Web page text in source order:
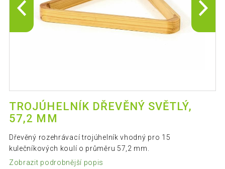
TROJÚHELNÍK DŘEVĚNÝ SVĚTLÝ,
57,2 MM
Dřevěný rozehrávací trojúhelník vhodný pro 15
kulečníkových koulí o průměru 57,2 mm.
Zobrazit podrobnější popis